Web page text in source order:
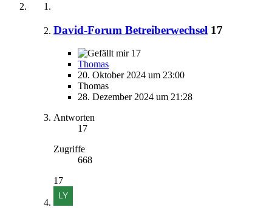
David-Forum Betreiberwechsel 17
17
Thomas
20. Oktober 2024 um 23:00
Thomas
28. Dezember 2024 um 21:28
Antworten
17
Zugriffe
668
17